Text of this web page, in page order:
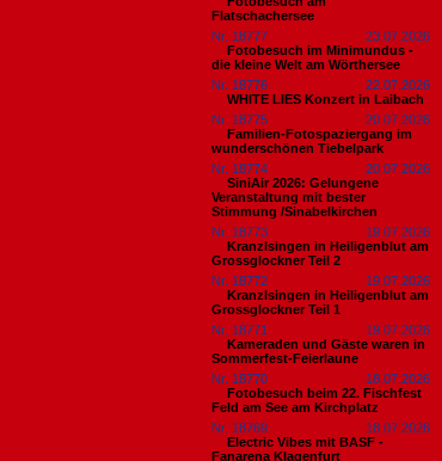
Flatschachersee
Nr. 18777
23.07.2026
Fotobesuch im Minimundus -
die kleine Welt am Wörthersee
Nr. 18776
22.07.2026
WHITE LIES Konzert in Laibach
Nr. 18775
20.07.2026
Familien-Fotospaziergang im
wunderschönen Tiebelpark
Nr. 18774
20.07.2026
SiniAir 2026: Gelungene
Veranstaltung mit bester
Stimmung /Sinabelkirchen
Nr. 18773
19.07.2026
Kranzlsingen in Heiligenblut am
Grossglockner Teil 2
Nr. 18772
19.07.2026
Kranzlsingen in Heiligenblut am
Grossglockner Teil 1
Nr. 18771
19.07.2026
Kameraden und Gäste waren in
Sommerfest-Feierlaune
Nr. 18770
18.07.2026
Fotobesuch beim 22. Fischfest
Feld am See am Kirchplatz
Nr. 18769
18.07.2026
Electric Vibes mit BASF -
Fanarena Klagenfurt